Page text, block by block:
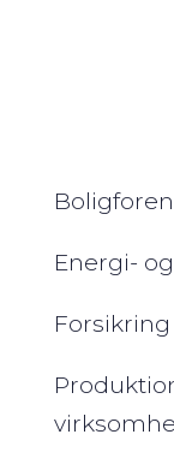
Energi-
Forsikring